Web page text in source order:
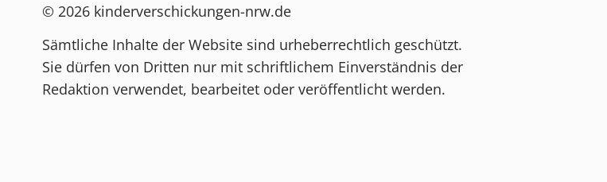
© 2026 kinderverschickungen-nrw.de
Sämtliche Inhalte der Website sind urheberrechtlich geschützt.
Sie dürfen von Dritten nur mit schriftlichem Einverständnis der
Redaktion verwendet, bearbeitet oder veröffentlicht werden.